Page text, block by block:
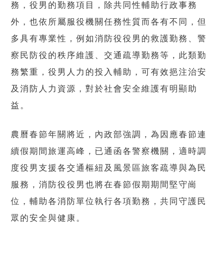
務，役男的勤務項目，除共同性輔助行政事務
外，也依所屬服役機關任務性質而各有不同，但
多具有專業性，例如消防役役男的救護勤務、警
察民防役的秩序維護、交通疏導勤務等，此類勤
務繁重，役男人力的投入輔助，可有效挹注治安
及消防人力資源，對於社會安全維護有明顯助
益。
農曆春節年關將近，內政部強調，為因應春節連
續假期間旅運高峰，已通函各警察機關，適時調
度役男支援各交通樞紐及風景區旅客疏導與為民
服務，消防役役男也將在春節假期期間堅守崗
位，輔助各消防單位執行各項勤務，共同守護民
眾的安全與健康。